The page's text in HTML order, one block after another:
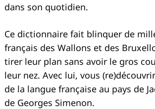
dans son quotidien.
Ce dictionnaire fait blinquer de
français des Wallons et des
tirer leur plan sans avoir le gros
leur nez. Avec lui, vous
de la langue française au pays de
de Georges Simenon.